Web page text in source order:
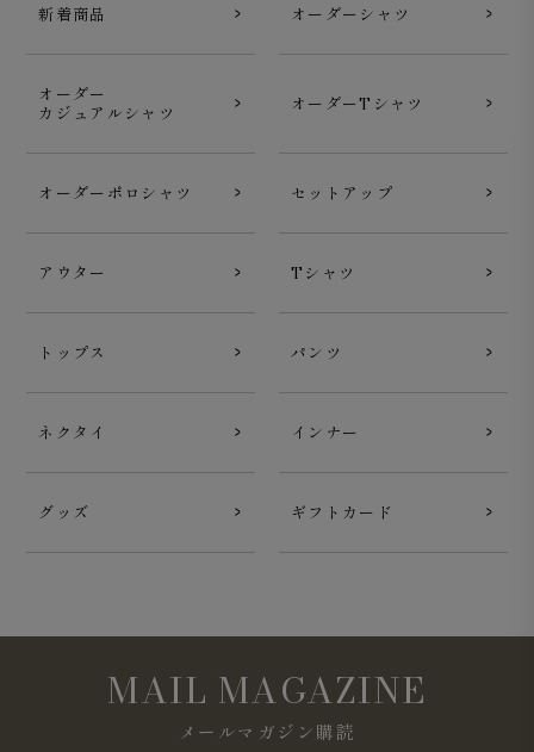
新着商品 オーダーシャツ
オーダー
カジュアルシャツ
オーダーTシャツ
オーダーポロシャツ セットアップ
アウター Tシャツ
トップス パンツ
ネクタイ インナー
グッズ ギフトカード
MAIL MAGAZINE
メールマガジン購読